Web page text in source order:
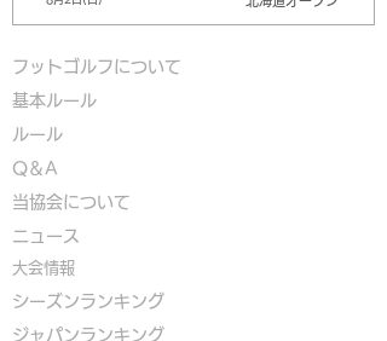
フットゴルフについて
基本ルール
ルール
Q＆A
​当協会について
​ニュース
大会情報
シーズンランキング
ジャパンランキング